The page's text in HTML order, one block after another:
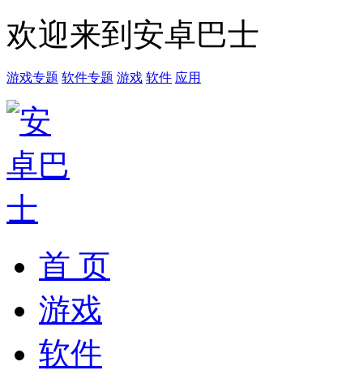
欢迎来到安卓巴士
游戏专题 软件专题 游戏 软件 应用
首 页
游戏
软件